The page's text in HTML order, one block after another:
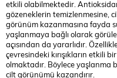
etkili olabilmektedir.
gözeneklerin temizlenmesine,
görünüm kazanmasına fayda
yaşlanmaya bağlı olarak
açısından da yararlıdır.
çevresindeki kırışıkların etkili
olmaktadır. Böylece yaşlanma
cilt görünümü kazandırır.